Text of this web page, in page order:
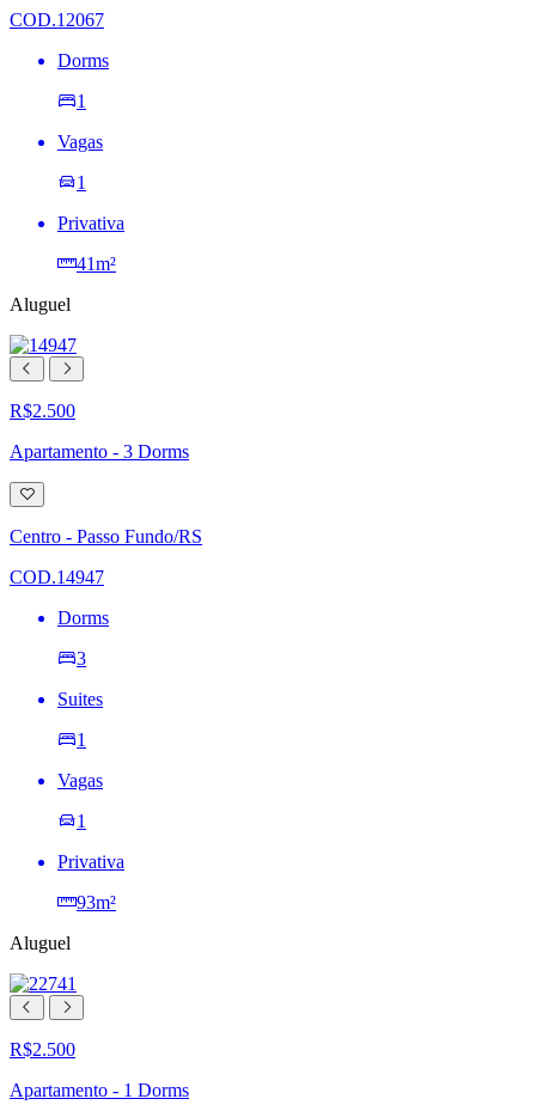
COD.12067
Dorms
1
Vagas
1
Privativa
41m²
Aluguel
R$2.500
Apartamento - 3 Dorms
Adicionar
à
lista
de
Centro - Passo Fundo/RS
COD.14947
Dorms
3
Suites
1
Vagas
1
Privativa
93m²
Aluguel
R$2.500
Apartamento - 1 Dorms